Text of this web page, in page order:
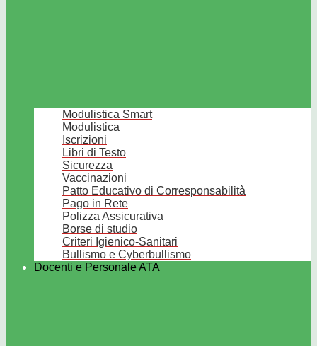
Modulistica Smart
Modulistica
Iscrizioni
Libri di Testo
Sicurezza
Vaccinazioni
Patto Educativo di Corresponsabilità
Pago in Rete
Polizza Assicurativa
Borse di studio
Criteri Igienico-Sanitari
Bullismo e Cyberbullismo
Docenti e Personale ATA